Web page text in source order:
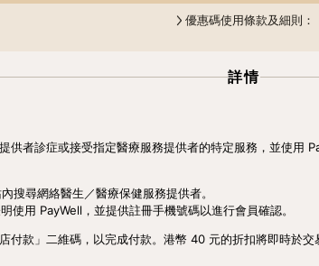
優惠碼使用條款及細則：
詳情
供者診症或接受指定醫療服務提供者的特定服務，並使用
搜尋網絡醫生／醫療保健服務提供者。
使用 PayWell，並提供註冊手機號碼以進行會員確認。
款」二維碼，以完成付款。港幣 40 元的折扣將即時於交